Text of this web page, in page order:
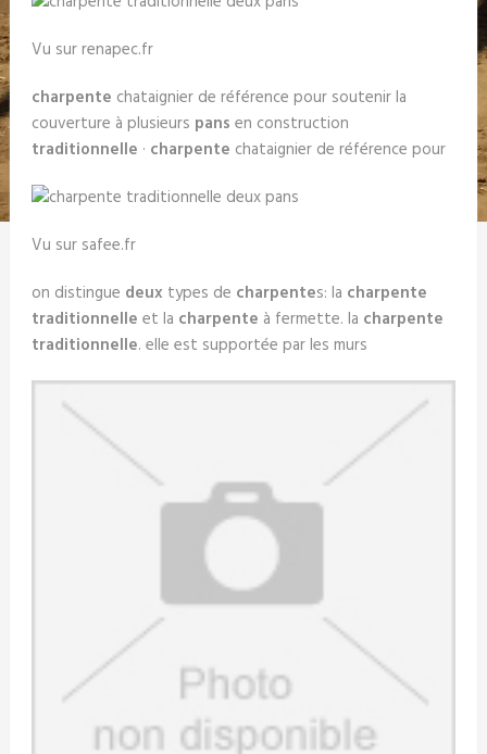
Vu sur renapec.fr
charpente chataignier de référence pour soutenir la
couverture à plusieurs pans en construction
traditionnelle · charpente chataignier de référence pour
Vu sur safee.fr
on distingue deux types de charpentes: la charpente
traditionnelle et la charpente à fermette. la charpente
traditionnelle. elle est supportée par les murs